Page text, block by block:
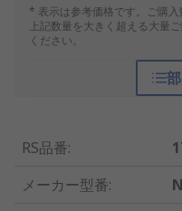
* 表示は参考価格です。ご購入
上記数量を大きく超える大量
ください。
RS品番:
メーカー型番: